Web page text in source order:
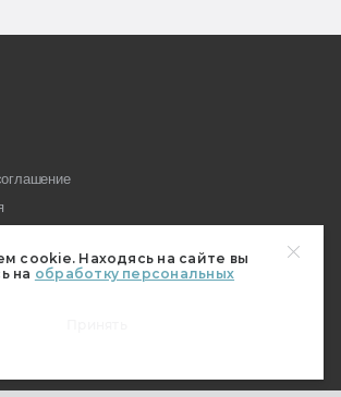
cookie. Находясь на сайте вы
на обработку персональных